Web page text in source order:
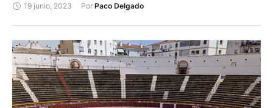
19 junio, 2023 Por Paco Delgado